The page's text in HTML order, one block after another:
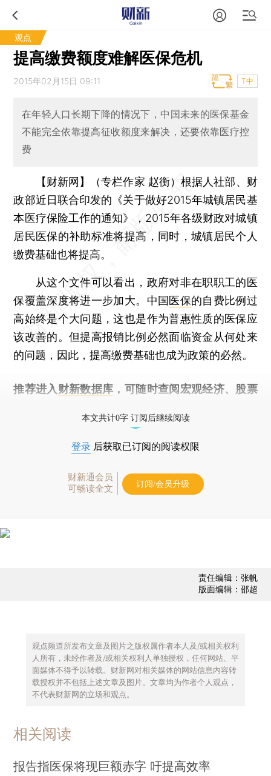
观点
提高缴费额度难解医保危机
2015年02月15日 09:11 T中
在年轻人口长期下降的情况下，中国未来的医保基金
不能完全依靠提高征收额度来解决，还要依靠医疗控
费
【财新网】（专栏作家 赵衡）根据人社部、财
政部近日联合印发的《关于做好2015年城镇居民基
本医疗保险工作的通知》，2015年各级财政对城镇
居民医保的补助标准将提高，同时，城镇居民个人
缴费基础也将提高。
从这个文件可以看出，政府对非在职职工的医
保覆盖深度将进一步加大。中国 医保的自费比例过
高始终是个大问题，这也是作为普惠性质的医保应
该改善的。但提高报销比例必然面临资金从何处来
的问题，因此，提高缴费基础也成为政策的必然。
推荐进入 财新数据库 ，可随时查阅宏观经济、股票
本文共计0字 订阅后继续阅读
登录 后获取已订阅的阅读权限
财新通会员
可畅读全文
订阅/会员升级
责任编辑：张帆
版面编辑：邵超
观点频道所发布文章及图片之版权属作者本人及/或相关权利
人所有，未经作者及/或相关权利人单独授权，任何网站、平
面媒体不得予以转载。财新网对相关媒体的网站信息内容转
载授权并不包括上述文章及图片。文章均为作者个人观点，
不代表财新网的立场和观点。
相关阅读
报告指医保将现巨额赤字 吁提高效率